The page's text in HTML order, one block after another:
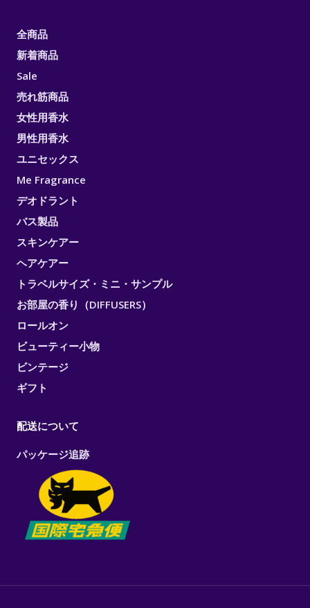
全商品
新着商品
Sale
売れ筋商品
女性用香水
男性用香水
ユニセックス
Me Fragrance
デオドラント
バス製品
スキンケアー
ヘアケアー
トラベルサイズ・ミニ・サンプル
お部屋の香り（DIFFUSERS）
ロールオン
ビューティー小物
ビンテージ
ギフト
配送について
パッケージ追跡